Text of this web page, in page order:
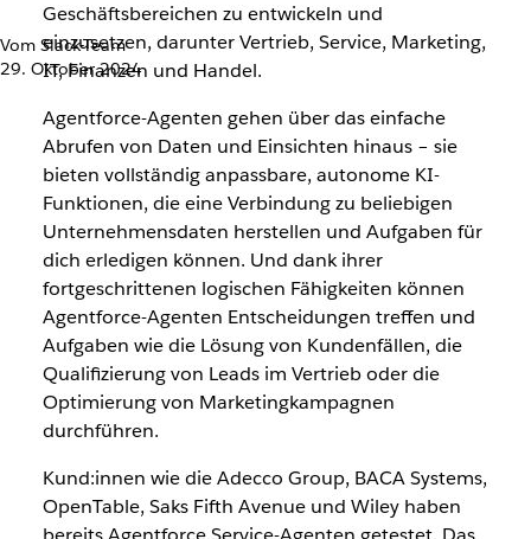
Vom Slack-Team
29. Oktober 2024
Geschäftsbereichen zu entwickeln und
einzusetzen, darunter Vertrieb, Service, Marketing,
IT, Finanzen und Handel.
Agentforce-Agenten gehen über das einfache
Abrufen von Daten und Einsichten hinaus – sie
bieten vollständig anpassbare, autonome KI-
Funktionen, die eine Verbindung zu beliebigen
Unternehmensdaten herstellen und Aufgaben für
dich erledigen können. Und dank ihrer
fortgeschrittenen logischen Fähigkeiten können
Agentforce-Agenten Entscheidungen treffen und
Aufgaben wie die Lösung von Kundenfällen, die
Qualifizierung von Leads im Vertrieb oder die
Optimierung von Marketingkampagnen
durchführen.
Kund:innen wie die Adecco Group, BACA Systems,
OpenTable, Saks Fifth Avenue und Wiley haben